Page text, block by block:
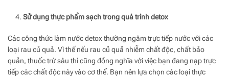
Sử dụng thực phẩm sạch trong quá trình detox
Các công thức làm nước detox thường ngâm trực tiếp nước với các
loại rau củ quả. Vì thế nếu rau củ quả nhiễm chất độc, chất bảo
quản, thuốc trừ sâu thì cũng đồng nghĩa với việc bạn đang nạp trực
tiếp các chất độc này vào cơ thể. Bạn nên lựa chọn các loại thực